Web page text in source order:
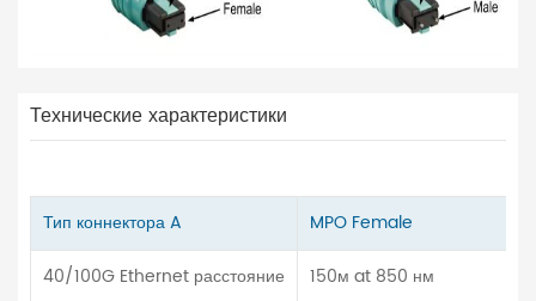
Технические характеристики
Тип коннектора A
MPO Female
40/100G Ethernet расстояние
150м at 850 нм